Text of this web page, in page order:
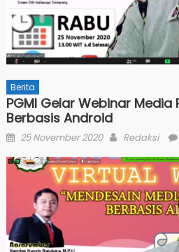
Berita
PGMI Gelar Webinar
Berbasis Android
Posted
25 November 2020 Author
Redaksi